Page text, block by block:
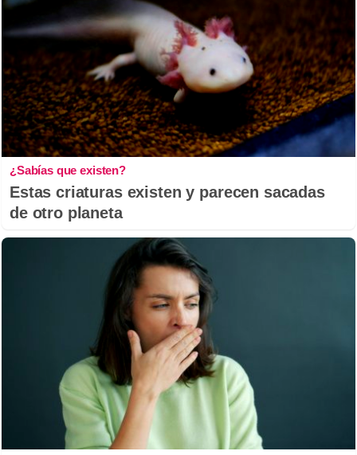
¿Sabías que existen?
Estas criaturas existen y parecen sacadas
de otro planeta